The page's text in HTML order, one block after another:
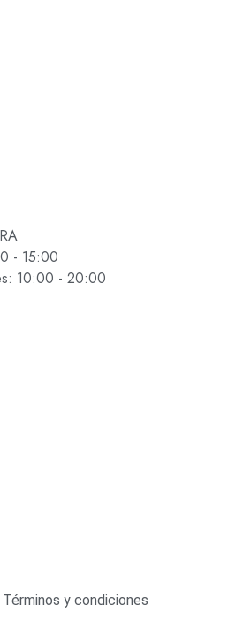
- 15:00
10:00 - 20:00
Términos y condiciones